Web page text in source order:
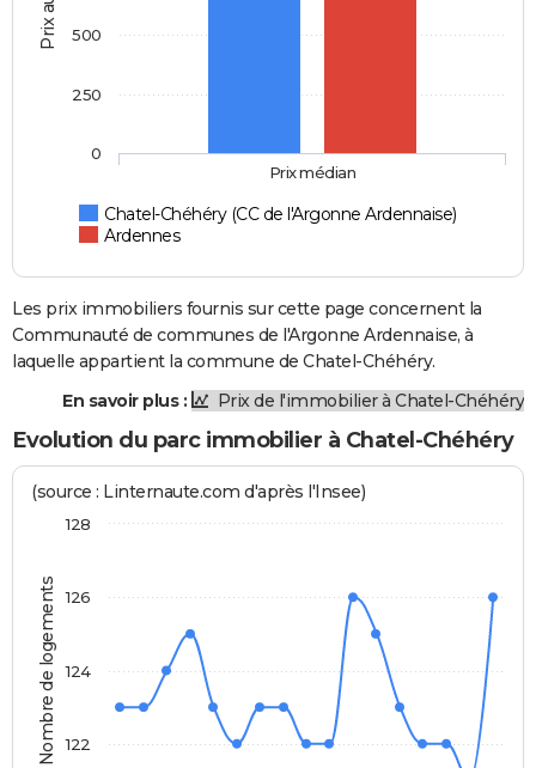
Chatel-Chéhéry (CC de l'Argonne Ardennaise)
Ardennes
Prix médian
0
250
500
Les prix immobiliers fournis sur cette page concernent la
Communauté de communes de l'Argonne Ardennaise, à
laquelle appartient la commune de Chatel-Chéhéry.
En savoir plus :
Prix de l'immobilier à Chatel-Chéhéry
Evolution du parc immobilier à Chatel-Chéhéry
Nombre de logements
(source : Linternaute.com d'après l'Insee)
122
124
126
128